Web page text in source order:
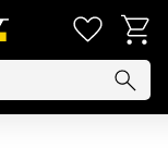
Basket